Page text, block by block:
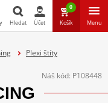
Hledat Účet
0
Košík Menu
Plexi štíty
Náš kód: P108448